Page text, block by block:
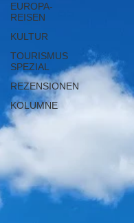
EUROPA-
REISEN
KULTUR
TOURISMUS
SPEZIAL
REZENSIONEN
KOLUMNE